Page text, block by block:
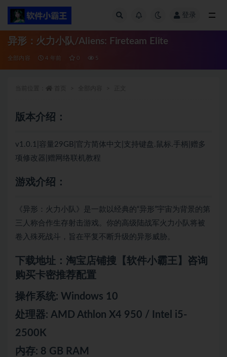
登录
异形：火力小队/Aliens: Fireteam Elite
全部内容 4 年前 0 5
版本介绍：
v1.0.1|容量29GB|官方简体中文|支持键盘.鼠标.手柄|赠多
项修改器|赠网络联机教程
游戏介绍：
《异形：火力小队》是一款以经典的“异形”宇宙为背景的第
三人称合作生存射击游戏。你的高级陆战军火力小队将被
卷入殊死战斗，旨在平复不断升级的异形威胁。
下载地址：淘宝店铺搜【软件小霸王】咨询
购买卡密推荐配置
操作系统: Windows 10
处理器: AMD Athlon X4 950 / Intel i5-
2500K
内存: 8 GB RAM